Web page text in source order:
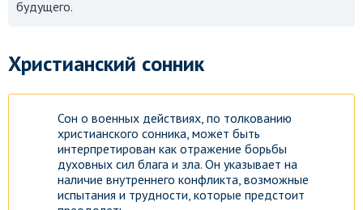
будущего.
Христианский сонник
Сон о военных действиях, по толкованию
христианского сонника, может быть
интерпретирован как отражение борьбы
духовных сил блага и зла. Он указывает на
наличие внутреннего конфликта, возможные
испытания и трудности, которые предстоит